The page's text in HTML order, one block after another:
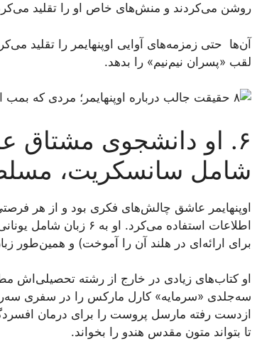
روشن می‌کردند و منش‌های خاص او را تقلید
آن‌ها حتی زمزمه‌های آوایی اوپنهایمر را تقلید
لقب «پسران نیم‌نیم» را بدهد.
شامل سانسکریت،
اوپنهایمر عاشق چالش‌های فکری بود و از هر
برای ارائه‌ای در هلند آن را آموخت) و همین‌طور
او کتاب‌های زیادی در خارج از رشته تحصیلی‌اش
سه‌جلدی «سرمایه» کارل مارکس را در سفری
ازدست رفته مارسل پروست را برای درمان
تا بتواند متون مقدس هندو را بخواند.